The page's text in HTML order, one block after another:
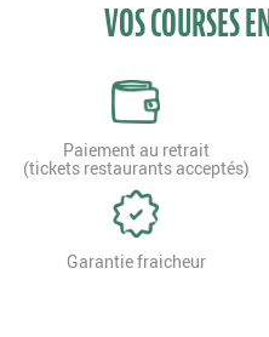
VOS COURSES
Paiement au retrait
(tickets restaurants acceptés)
Garantie fraicheur